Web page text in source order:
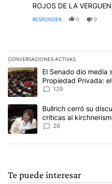
ROJOS DE LA
RESPONDER 0 0
CONVERSACIONES ACTIVAS
Este listado muestra los
Un artículo de tendencia con el
El Senado dio media
Propiedad Privada:
Ley del Manejo del
129
Un artículo de tendencia con el
Bullrich cerró su
críticas al
Capitanich al que le
26